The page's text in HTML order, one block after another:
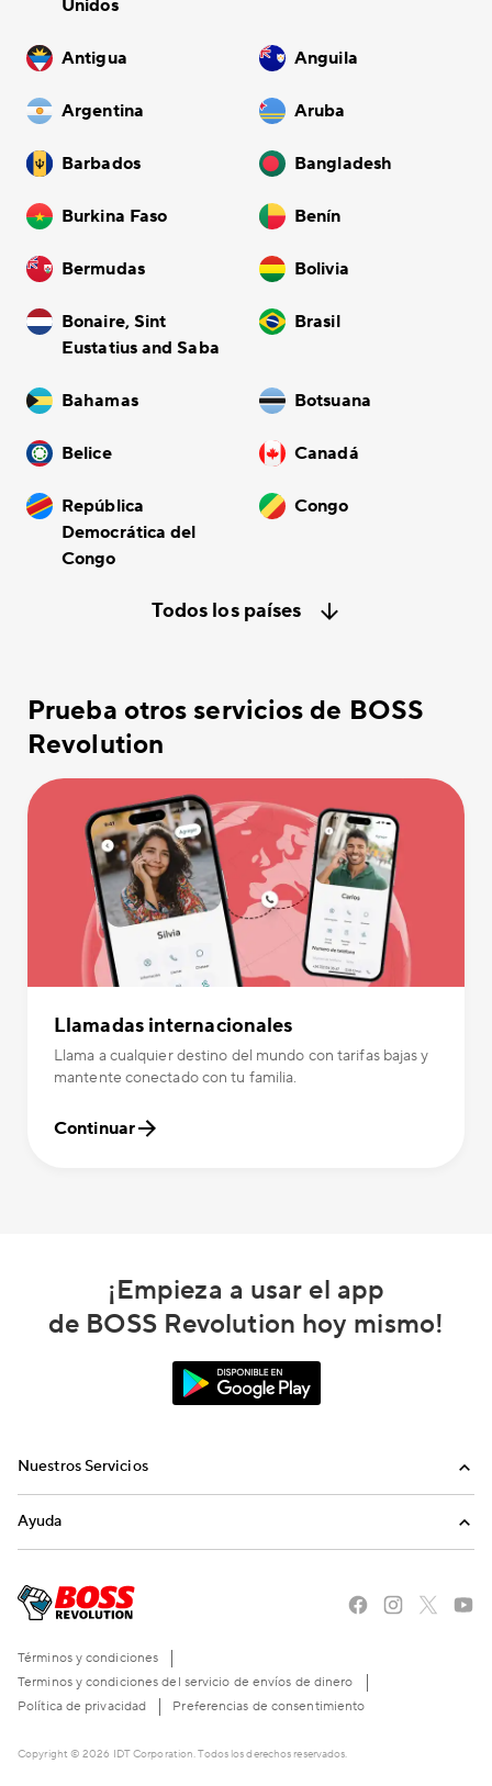
Unidos
Antigua Anguila
Argentina Aruba
Barbados Bangladesh
Burkina Faso Benín
Bermudas Bolivia
Bonaire, Sint
Eustatius and Saba
Brasil
Bahamas Botsuana
Belice Canadá
República
Democrática del
Congo
Congo
Todos los países
Prueba otros servicios de BOSS
Revolution
Llamadas internacionales
Llama a cualquier destino del mundo con tarifas bajas y
mantente conectado con tu familia.
Continuar
¡Empieza a usar el app
de BOSS Revolution hoy mismo!
Nuestros Servicios
Recargas Internacionales
Ayuda
Envíanos un email
Términos y condiciones
Terminos y condiciones del servicio de envíos de dinero
Política de privacidad
Preferencias de consentimiento
Copyright © 2026 IDT Corporation. Todos los derechos reservados.